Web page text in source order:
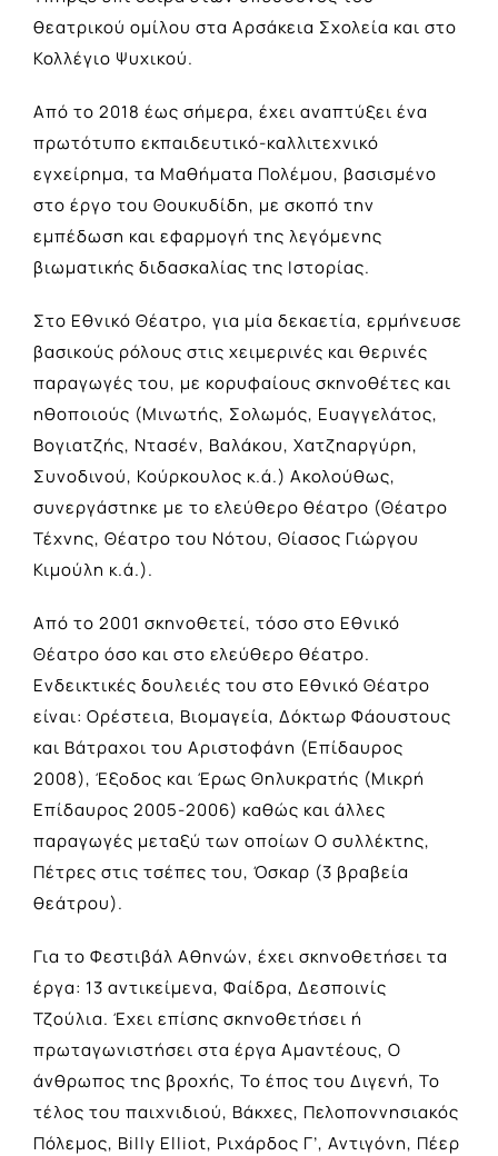
θεατρικού ομίλου στα Αρσάκεια Σχολεία και στο
Κολλέγιο Ψυχικού.
Από το 2018 έως σήμερα, έχει αναπτύξει ένα
πρωτότυπο εκπαιδευτικό-καλλιτεχνικό
εγχείρημα, τα Μαθήματα Πολέμου, βασισμένο
στο έργο του Θουκυδίδη, με σκοπό την
εμπέδωση και εφαρμογή της λεγόμενης
βιωματικής διδασκαλίας της Ιστορίας.
Στο Εθνικό Θέατρο, για μία δεκαετία, ερμήνευσε
βασικούς ρόλους στις χειμερινές και θερινές
παραγωγές του, με κορυφαίους σκηνοθέτες και
ηθοποιούς (Μινωτής, Σολωμός, Ευαγγελάτος,
Βογιατζής, Ντασέν, Βαλάκου, Χατζηαργύρη,
Συνοδινού, Κούρκουλος κ.ά.) Ακολούθως,
συνεργάστηκε με το ελεύθερο θέατρο (Θέατρο
Τέχνης, Θέατρο του Νότου, Θίασος Γιώργου
Κιμούλη κ.ά.).
Από το 2001 σκηνοθετεί, τόσο στο Εθνικό
Θέατρο όσο και στο ελεύθερο θέατρο.
Ενδεικτικές δουλειές του στο Εθνικό Θέατρο
είναι: Ορέστεια, Βιομαγεία, Δόκτωρ Φάουστους
και Βάτραχοι του Αριστοφάνη (Επίδαυρος
2008), Έξοδος και Έρως Θηλυκρατής (Μικρή
Επίδαυρος 2005-2006) καθώς και άλλες
παραγωγές μεταξύ των οποίων Ο συλλέκτης,
Πέτρες στις τσέπες του, Όσκαρ (3 βραβεία
θεάτρου).
Για το Φεστιβάλ Αθηνών, έχει σκηνοθετήσει τα
έργα: 13 αντικείμενα, Φαίδρα, Δεσποινίς
Τζούλια. Έχει επίσης σκηνοθετήσει ή
πρωταγωνιστήσει στα έργα Αμαντέους, Ο
άνθρωπος της βροχής, Το έπος του Διγενή, Το
τέλος του παιχνιδιού, Βάκχες, Πελοποννησιακός
Πόλεμος, Billy Elliot, Ριχάρδος Γ’, Αντιγόνη, Πέερ